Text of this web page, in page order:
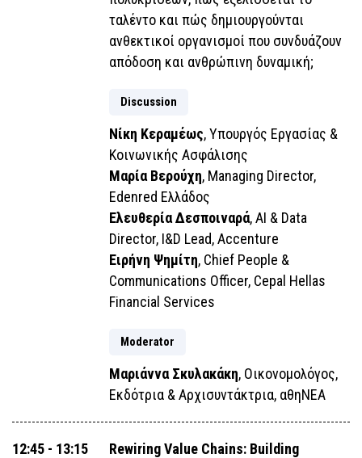
ταλέντο και πώς δημιουργούνται
ανθεκτικοί οργανισμοί που συνδυάζουν
απόδοση και ανθρώπινη δυναμική;
Discussion
Νίκη Κεραμέως, Υπουργός Εργασίας &
Κοινωνικής Ασφάλισης
Μαρία Βερούχη, Managing Director,
Edenred Ελλάδος
Ελευθερία Δεσποιναρά, AI & Data
Director, I&D Lead, Accenture
Ειρήνη Ψημίτη, Chief People &
Communications Officer, Cepal Hellas
Financial Services
Moderator
Μαριάννα Σκυλακάκη, Οικονομολόγος,
Εκδότρια & Αρχισυντάκτρια, αθηΝΕΑ
12:45 - 13:15
Rewiring Value Chains: Building